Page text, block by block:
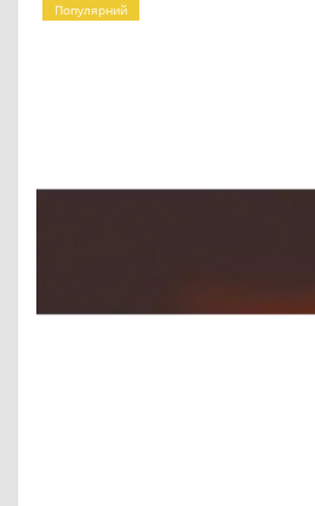
Популярний